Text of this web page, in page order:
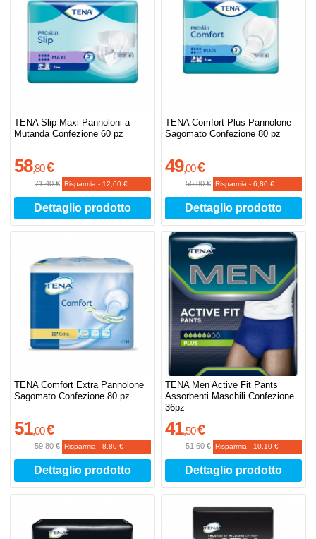
TENA Slip Maxi Pannoloni a
Mutanda Confezione 60 pz
58,80€
71,40 € Risparmia -12,60 €
Dettaglio prodotto
TENA Comfort Plus Pannolone
Sagomato Confezione 80 pz
49,00€
55,80 € Risparmia -6,80 €
Dettaglio prodotto
TENA Comfort Extra Pannolone
Sagomato Confezione 80 pz
51,00€
59,80 € Risparmia -8,80 €
Dettaglio prodotto
TENA Men Active Fit Pants
Assorbenti Maschili Confezione
36pz
41,50€
51,60 € Risparmia -10,10 €
Dettaglio prodotto